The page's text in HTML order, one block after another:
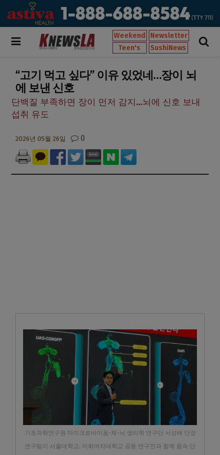
Weekend
Newsletter
Teen's
SushiNews
“고기 먹고 싶다” 이유 있었네…장이 뇌
에 보낸 신호
단백질 부족하면 장이 먼저 감지…뇌에 신호 보내
섭취 유도
2026년 05월 26일 0
기초과학연구원 마이크로바이옴-체-뇌 생리학 연구단 서성배 단장
연구팀이 서울대학교, 이화여자대학교 공동 연구진과 함께 몸속 단